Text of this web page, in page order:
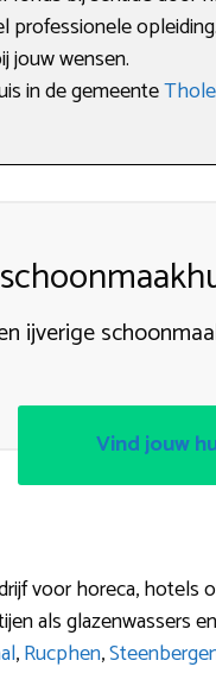
professionele opleiding.
jouw wensen.
in de gemeente
ijverige
Vind jouw
voor horeca, hotels
als glazenwassers
,Rucphen,